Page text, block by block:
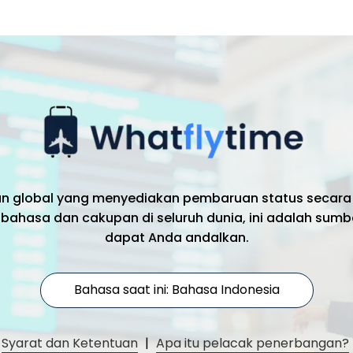
global yang menyediakan pembaruan status
dan cakupan di seluruh dunia, ini adalah
dapat Anda andalkan.
Bahasa saat ini: Bahasa Indonesia
Syarat dan Ketentuan | Apa itu pelacak penerbangan?